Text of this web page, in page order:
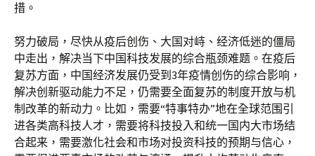
措。
努力破局，尽快从疫后创伤、大国对峙、经济低迷的僵局
中走出，解决当下中国科技发展的综合瓶颈难题。在疫后
复苏方面，中国经济发展仍受到3年疫情创伤的综合影响，
解决创新驱动能力不足，仍需要全面复苏的制度开放与机
制改革的新动力。比如，需要“特事特办”地在全球范围引
进各类高科技人才，需要将科技投入和统一国内大市场结
合起来，需要激化社会和市场对投资科技的预期与信心，